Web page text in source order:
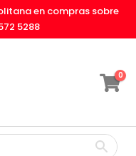
en compras sobre
5288
0